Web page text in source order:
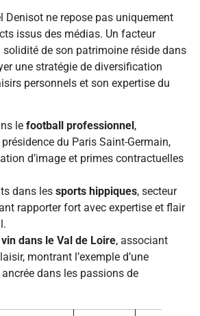
Denisot ne repose pas uniquement
issus des médias. Un facteur
de son patrimoine réside dans
une stratégie de diversification
personnels et son expertise du
le football professionnel ,
du Paris Saint-Germain,
d’image et primes contractuelles
dans les sports hippiques, secteur
rapporter fort avec expertise et flair
vin dans le Val de Loire, associant
montrant l’exemple d’une
dans les passions de